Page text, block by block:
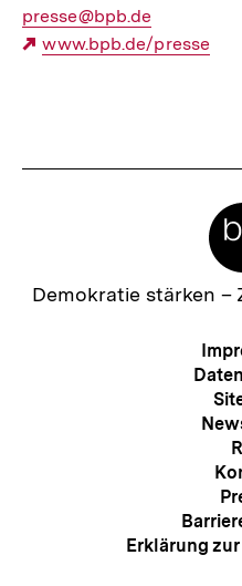
E-
Mail
presse@bpb.de
Externer
www.bpb.de/presse
Zur
Demokratie stärken –
Erklärung